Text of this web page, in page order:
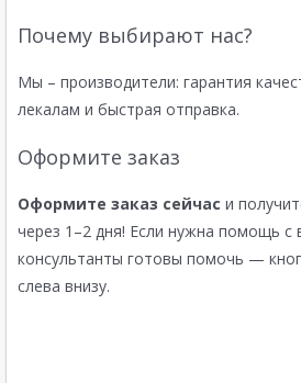
Почему выбирают нас?
Мы – производители: гарантия
лекалам и быстрая отправка.
Оформите заказ
Оформите заказ сейчас и
через 1–2 дня! Если нужна помощь
консультанты готовы помочь —
слева внизу.